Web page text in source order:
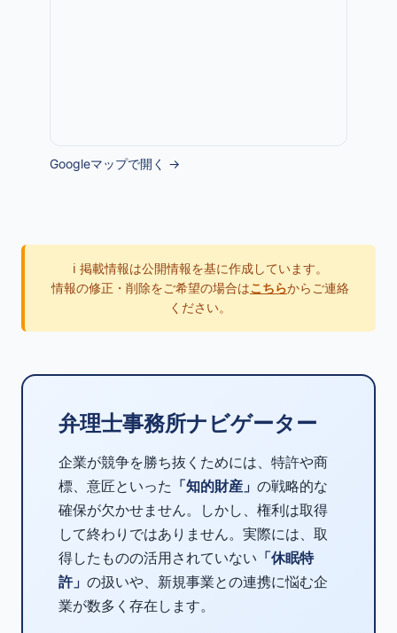
Googleマップで開く →
ℹ️ 掲載情報は公開情報を基に作成しています。
情報の修正・削除をご希望の場合はこちらからご連絡
ください。
弁理士事務所ナビゲーター
企業が競争を勝ち抜くためには、特許や商
標、意匠といった 「知的財産」 の戦略的な
確保が欠かせません。しかし、権利は取得
して終わりではありません。実際には、取
得したものの活用されていない 「休眠特
許」 の扱いや、新規事業との連携に悩む企
業が数多く存在します。